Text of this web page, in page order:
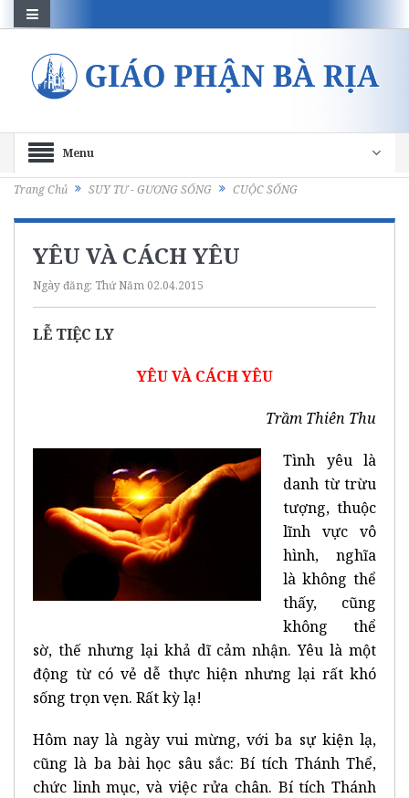
Menu
Trang Chủ SUY TƯ - GƯƠNG SỐNG CUỘC SỐNG
YÊU VÀ CÁCH YÊU
Ngày đăng: Thứ Năm 02.04.2015
LỄ TIỆC LY
YÊU VÀ CÁCH YÊU
Trầm Thiên Thu
Tình yêu là
danh từ trừu
tượng, thuộc
lĩnh vực vô
hình, nghĩa
là không thể
thấy, cũng
không thể
sờ, thế nhưng lại khả dĩ cảm nhận. Yêu là một
động từ có vẻ dễ thực hiện nhưng lại rất khó
sống trọn vẹn. Rất kỳ lạ!
Hôm nay là ngày vui mừng, với ba sự kiện lạ,
cũng là ba bài học sâu sắc: Bí tích Thánh Thể,
chức linh mục, và việc rửa chân. Bí tích Thánh